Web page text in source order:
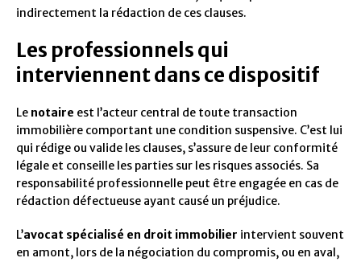
indirectement la rédaction de ces clauses.
Les professionnels qui
interviennent dans ce dispositif
Le notaire est l’acteur central de toute transaction
immobilière comportant une condition suspensive. C’est lui
qui rédige ou valide les clauses, s’assure de leur conformité
légale et conseille les parties sur les risques associés. Sa
responsabilité professionnelle peut être engagée en cas de
rédaction défectueuse ayant causé un préjudice.
L’avocat spécialisé en droit immobilier intervient souvent
en amont, lors de la négociation du compromis, ou en aval,